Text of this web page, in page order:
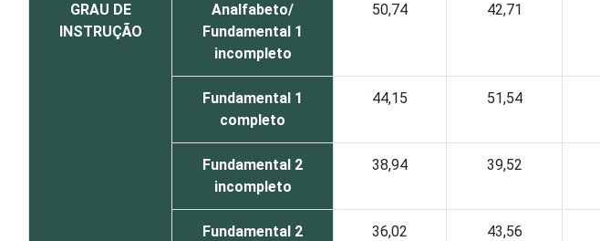
GRAU DE
INSTRUÇÃO
Analfabeto/
Fundamental 1
incompleto
50,74 42,71
Fundamental 1
completo
44,15 51,54
Fundamental 2
incompleto
38,94 39,52
Fundamental 2
36,02 43,56